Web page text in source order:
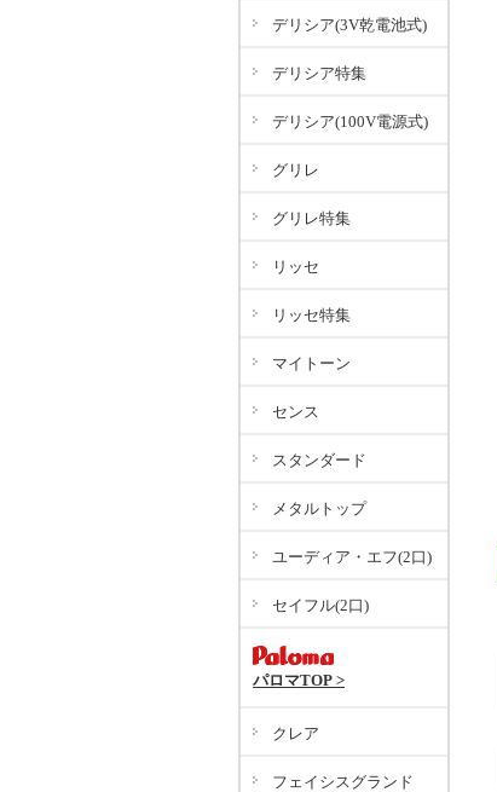
デリシア(3V乾電池式)
デリシア特集
デリシア(100V電源式)
グリレ
グリレ特集
リッセ
リッセ特集
マイトーン
センス
スタンダード
メタルトップ
ユーディア・エフ(2口)
セイフル(2口)
パロマTOP >
クレア
フェイシスグランド